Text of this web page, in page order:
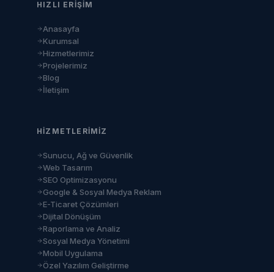
HIZLI ERIŞIM
Anasayfa
Kurumsal
Hizmetlerimiz
Projelerimiz
Blog
İletişim
HIZMETLERIMIZ
Sunucu, Ağ ve Güvenlik
Web Tasarım
SEO Optimizasyonu
Google & Sosyal Medya Reklam
E-Ticaret Çözümleri
Dijital Dönüşüm
Raporlama ve Analiz
Sosyal Medya Yönetimi
Mobil Uygulama
Özel Yazılım Geliştirme